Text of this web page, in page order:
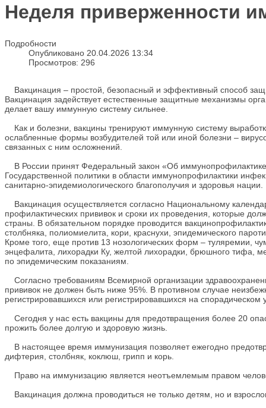
Неделя приверженности
Подробности
Опубликовано 20.04.2026 13:34
Просмотров: 296
Вакцинация – простой, безопасный и эффективный способ
Вакцинация задействует естественные защитные механизмы
делает вашу иммунную систему сильнее.
Как и болезни, вакцины тренируют иммунную систему
ослабленные формы возбудителей той или иной болезни –
связанных с ним осложнений.
В России принят Федеральный закон «Об
Государственной политики в области иммунопрофилактики
санитарно-эпидемиологического благополучия и здоровья нации.
Вакцинация осуществляется согласно Национальному
профилактических прививок и сроки их проведения, которые
страны. В обязательном порядке проводится
столбняка, полиомиелита, кори, краснухи, эпидемического
Кроме того, еще против 13 нозологических форм – туляремии,
энцефалита, лихорадки Ку, желтой лихорадки, брюшного тифа,
по эпидемическим показаниям.
Согласно требованиям Всемирной организации
прививок не должен быть ниже 95%. В противном случае
регистрировавшихся или регистрировавшихся на
Сегодня у нас есть вакцины для предотвращения более 20
прожить более долгую и здоровую жизнь.
В настоящее время иммунизация позволяет ежегодно
дифтерия, столбняк, коклюш, грипп и корь.
Право на иммунизацию является неотъемлемым правом
Вакцинация должна проводиться не только детям, но и